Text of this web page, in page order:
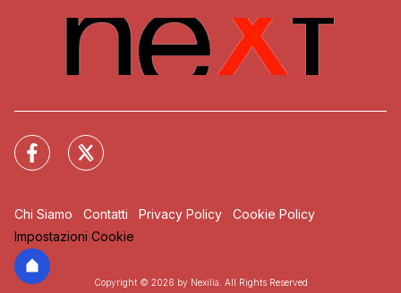
Chi Siamo Contatti Privacy Policy
Cookie Policy
Impostazioni Cookie
Copyright © 2026 by Nexilia. All Rights Reserved